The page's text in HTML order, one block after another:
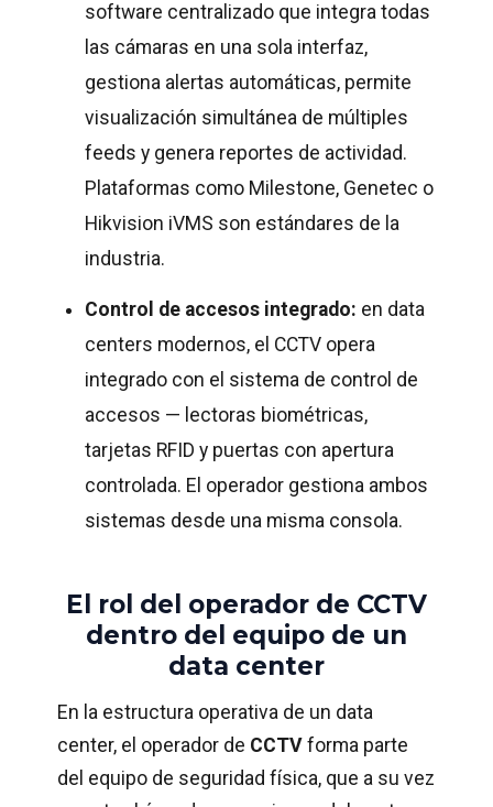
software centralizado que integra todas
las cámaras en una sola interfaz,
gestiona alertas automáticas, permite
visualización simultánea de múltiples
feeds y genera reportes de actividad.
Plataformas como Milestone, Genetec o
Hikvision iVMS son estándares de la
industria.
Control de accesos integrado: en data
centers modernos, el CCTV opera
integrado con el sistema de control de
accesos — lectoras biométricas,
tarjetas RFID y puertas con apertura
controlada. El operador gestiona ambos
sistemas desde una misma consola.
El rol del operador de CCTV
dentro del equipo de un
data center
En la estructura operativa de un data
center, el operador de CCTV forma parte
del equipo de seguridad física, que a su vez